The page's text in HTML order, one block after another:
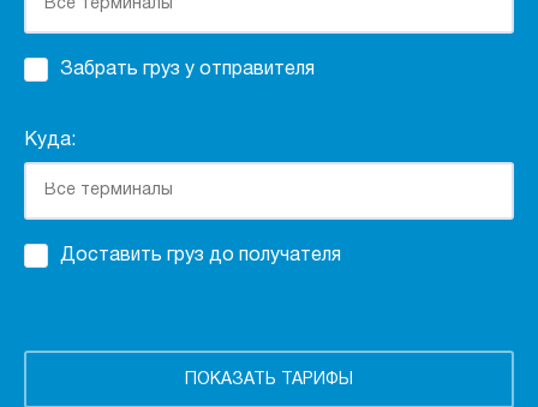
Забрать груз у отправителя
Куда:
Доставить груз до получателя